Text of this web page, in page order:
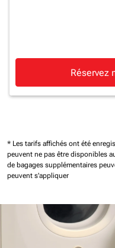
Réservez
* Les tarifs affichés ont été
peuvent ne pas être disponibles
de bagages supplémentaires
peuvent s'appliquer